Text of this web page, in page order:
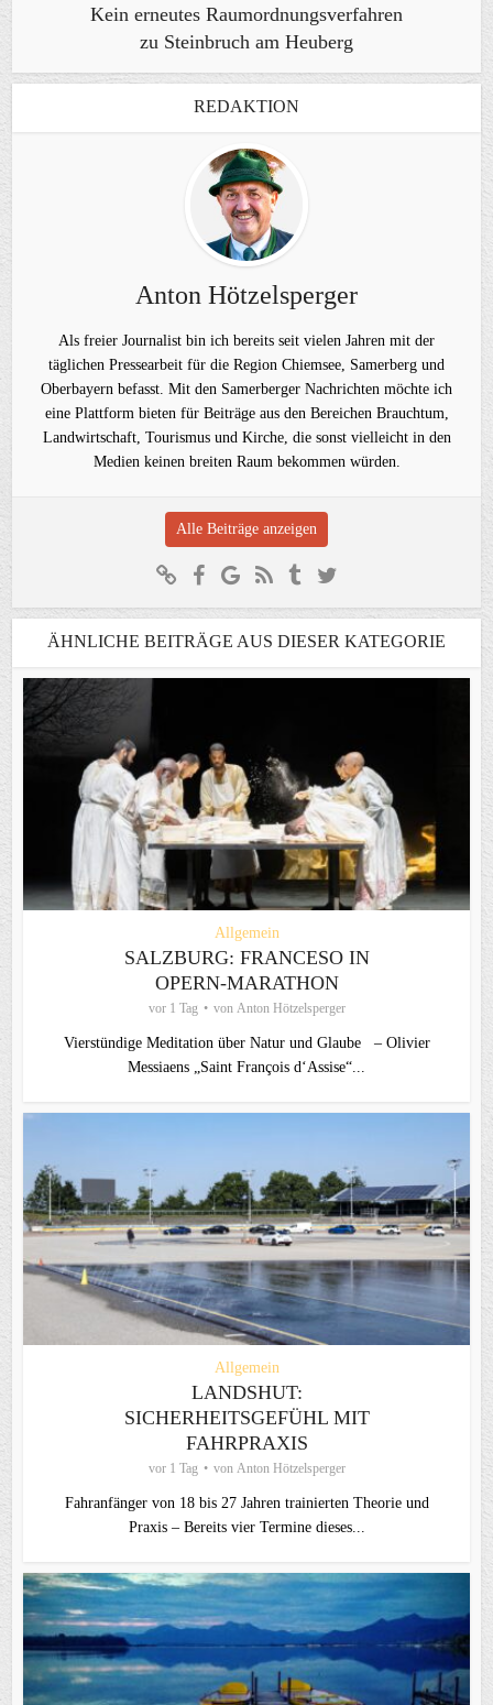
Kein erneutes Raumordnungsverfahren
zu Steinbruch am Heuberg
REDAKTION
Anton Hötzelsperger
Als freier Journalist bin ich bereits seit vielen Jahren mit der
täglichen Pressearbeit für die Region Chiemsee, Samerberg und
Oberbayern befasst. Mit den Samerberger Nachrichten möchte ich
eine Plattform bieten für Beiträge aus den Bereichen Brauchtum,
Landwirtschaft, Tourismus und Kirche, die sonst vielleicht in den
Medien keinen breiten Raum bekommen würden.
Alle Beiträge anzeigen
ÄHNLICHE BEITRÄGE AUS DIESER KATEGORIE
Allgemein
SALZBURG: FRANCESO IN
OPERN-MARATHON
vor 1 Tag von Anton Hötzelsperger
Vierstündige Meditation über Natur und Glaube – Olivier
Messiaens „Saint François d‘Assise“...
Allgemein
LANDSHUT:
SICHERHEITSGEFÜHL MIT
FAHRPRAXIS
vor 1 Tag von Anton Hötzelsperger
Fahranfänger von 18 bis 27 Jahren trainierten Theorie und
Praxis – Bereits vier Termine dieses...